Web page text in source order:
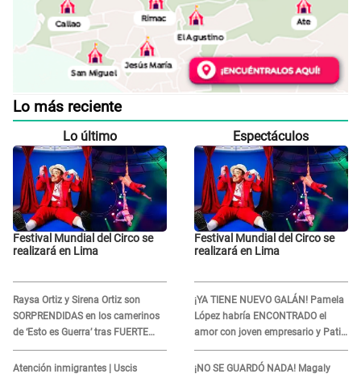
Lo más reciente
Lo último
Festival Mundial del Circo se
realizará en Lima
Raysa Ortiz y Sirena Ortiz son
SORPRENDIDAS en los camerinos
de ‘Esto es Guerra’ tras FUERTE
ENFRENTAMIENTO con Gabriel
Moisés: “Gracias”
Atención inmigrantes | Uscis
Espectáculos
Festival Mundial del Circo se
realizará en Lima
¡YA TIENE NUEVO GALÁN! Pamela
López habría ENCONTRADO el
amor con joven empresario y Pati
Lorena la ECHA en VIVO
¡NO SE GUARDÓ NADA! Magaly